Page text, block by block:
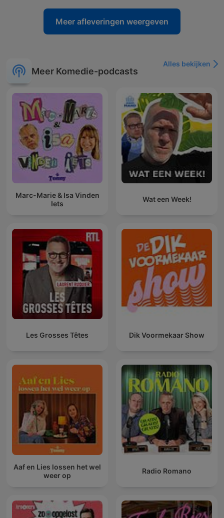
Meer afleveringen weergeven
Meer Komedie-podcasts
Alles bekijken
Marc-Marie & Isa Vinden
Iets
Wat een Week!
Les Grosses Têtes Dik Voormekaar Show
Aaf en Lies lossen het wel
weer op
Radio Romano